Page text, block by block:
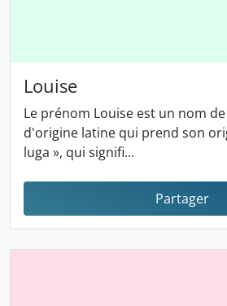
Louise
Le prénom Louise est un nom
d'origine latine qui prend son
luga », qui signifi...
Partager